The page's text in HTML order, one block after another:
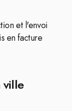
et l'envoi
en facture
ville